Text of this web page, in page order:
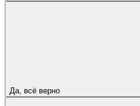
Да, всё верно